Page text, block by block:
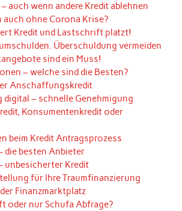
auch wenn andere Kredit ablehnen
auch ohne Corona Krise?
Kredit und Lastschrift platzt!
Überschuldung vermeiden
sind ein Muss!
– welche sind die Besten?
Anschaffungskredit
digital – schnelle Genehmigung
Konsumentenkredit oder
beim Kredit Antragsprozess
die besten Anbieter
unbesicherter Kredit
für Ihre Traumfinanzierung
Finanzmarktplatz
oder nur Schufa Abfrage?